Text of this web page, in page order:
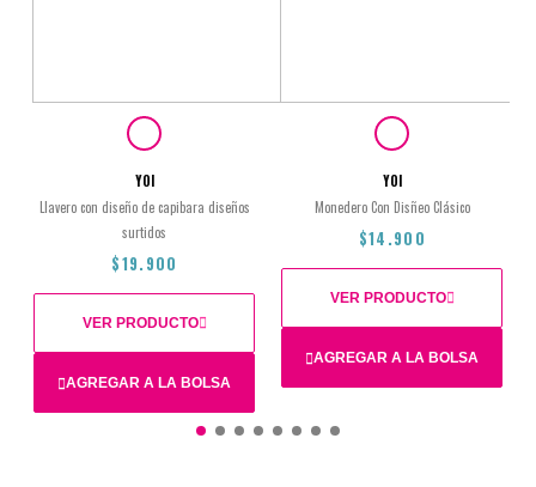
YOI
Llavero con diseño de capibara diseños
surtidos
$19.900
AGREGAR A LA BOLSA
VER PRODUCTO
YOI
Monedero Con Disñeo Clásico
$14.900
AGREGAR A LA BOLSA
VER PRODUCTO